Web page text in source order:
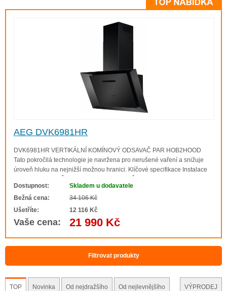
AEG DVK6981HR
DVK6981HR VERTIKÁLNÍ KOMÍNOVÝ ODSAVAČ PAR HOB2HOOD
Tato pokročilá technologie je navržena pro nerušené vaření a snižuje
úroveň hluku na nejnižší možnou hranici. Klíčové specifikace Instalace
1260x896x456 Třída energetické účinnosti A..
Dostupnost:
Skladem u dodavatele
Bežná cena:
34 106 Kč
Ušetříte:
12 116 Kč
Vaše cena: 21 990 Kč
Filtrovat produkty
TOP Novinka Od nejdražšího Od nejlevnějšího VÝPRODEJ